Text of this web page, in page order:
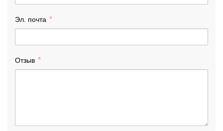
Эл. почта
Отзыв